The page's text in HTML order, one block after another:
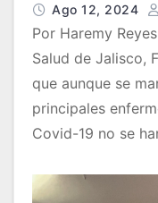
Ago 12, 2024
Por Haremy
Salud de Jalisco,
que aunque se
principales
Covid-19 no se